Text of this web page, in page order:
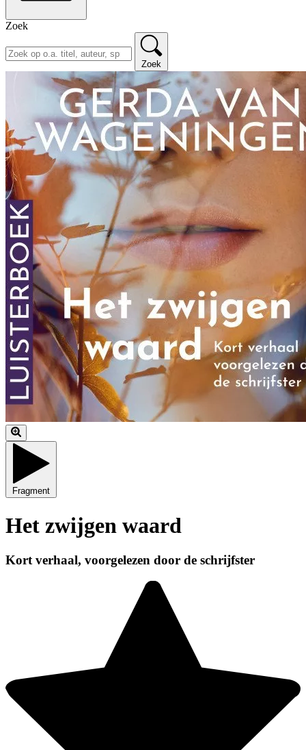
Zoek
Zoek
Fragment
Het zwijgen waard
Kort verhaal, voorgelezen door de schrijfster